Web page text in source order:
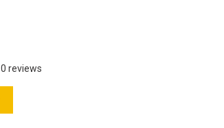
0 reviews